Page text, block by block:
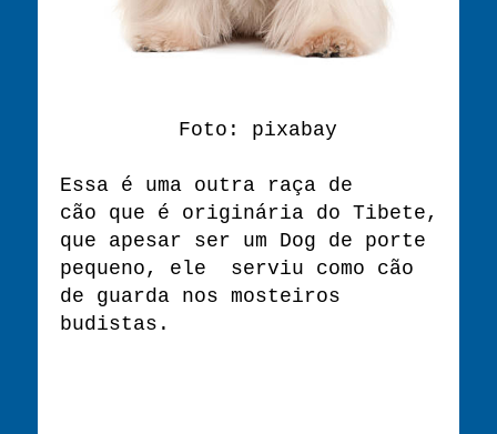
Foto: pixabay
Essa é uma outra raça de
cão que é originária do Tibete,
que apesar ser um Dog de porte
pequeno, ele serviu como cão
de guarda nos mosteiros
budistas.